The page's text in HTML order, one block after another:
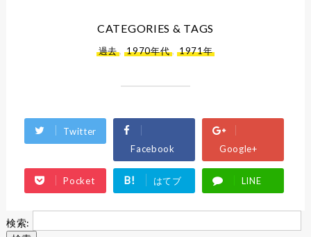
CATEGORIES & TAGS
過去,1970年代, 1971年
Twitter
Facebook
Google+
Pocket B! はてブ LINE
検索: